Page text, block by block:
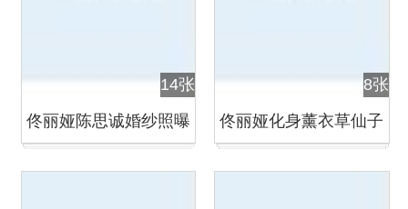
14张
佟丽娅陈思诚婚纱照曝
8张
佟丽娅化身薰衣草仙子